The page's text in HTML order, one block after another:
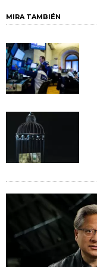
MIRA TAMBIÉN